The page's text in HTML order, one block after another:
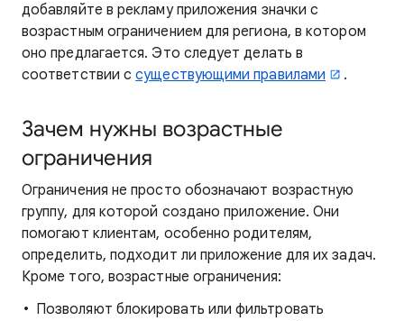
добавляйте в рекламу приложения значки с
возрастным ограничением для региона, в котором
оно предлагается. Это следует делать в
соответствии ссуществующими правилами .
Зачем нужны возрастные
ограничения
Ограничения не просто обозначают возрастную
группу, для которой создано приложение. Они
помогают клиентам, особенно родителям,
определить, подходит ли приложение для их задач.
Кроме того, возрастные ограничения:
Позволяют блокировать или фильтровать